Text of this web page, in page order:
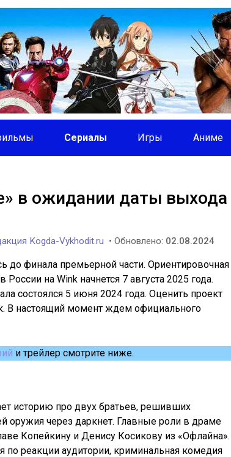
Сериалы Игры Аниме
в ожидании даты выхода
Kogda-Vykhodit.ru • Обновлено: 02.08.2024
до финала премьерной части. Ориентировочная
на Wink начнется 7 августа 2025 года.
состоялся 5 июня 2024 года. Оценить проект
В настоящий момент ждем официального
и трейлер смотрите ниже.
историю про двух братьев, решивших
оружия через даркнет. Главные роли в драме
Копейкину и Денису Косикову из «Офлайна».
реакции аудитории, криминальная комедия